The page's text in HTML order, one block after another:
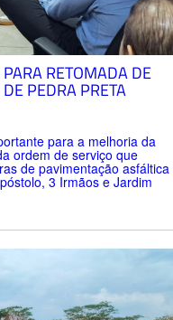
RETOMADA DE
PEDRA PRETA
para a melhoria da
ordem de serviço que
de pavimentação asfáltica
3 Irmãos e Jardim